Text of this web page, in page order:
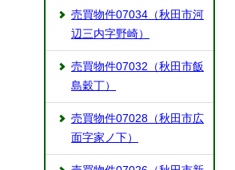
売買物件07034（秋田市河
辺三内字野崎）
売買物件07032（秋田市飯
島穀丁）
売買物件07028（秋田市広
面字家ノ下）